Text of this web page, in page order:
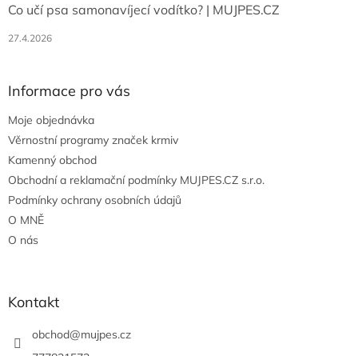
Co učí psa samonavíjecí vodítko? | MUJPES.CZ
27.4.2026
Informace pro vás
Moje objednávka
Věrnostní programy značek krmiv
Kamenný obchod
Obchodní a reklamační podmínky MUJPES.CZ s.r.o.
Podmínky ochrany osobních údajů
O MNĚ
O nás
Kontakt
obchod@mujpes.cz